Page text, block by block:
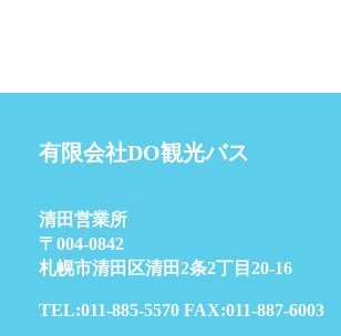
有限会社DO観光バス
清田営業所
〒004-0842
札幌市清田区清田2条2丁目20-16
TEL:011-885-5570 FAX:011-887-6003